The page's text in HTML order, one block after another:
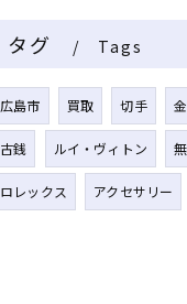
タグ Tags
広島市 買取 切手
古銭 ルイ・ヴィトン
ロレックス アクセサリー